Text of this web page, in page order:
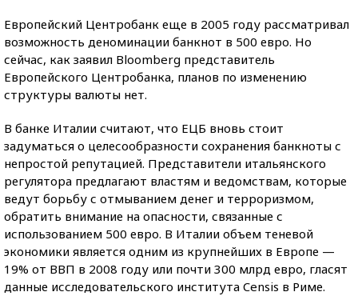
Европейский Центробанк еще в 2005 году рассматривал
возможность деноминации банкнот в 500 евро. Но
сейчас, как заявил Bloomberg представитель
Европейского Центробанка, планов по изменению
структуры валюты нет.
В банке Италии считают, что ЕЦБ вновь стоит
задуматься о целесообразности сохранения банкноты с
непростой репутацией. Представители итальянского
регулятора предлагают властям и ведомствам, которые
ведут борьбу с отмыванием денег и терроризмом,
обратить внимание на опасности, связанные с
использованием 500 евро. В Италии объем теневой
экономики является одним из крупнейших в Европе —
19% от ВВП в 2008 году или почти 300 млрд евро, гласят
данные исследовательского института Censis в Риме.